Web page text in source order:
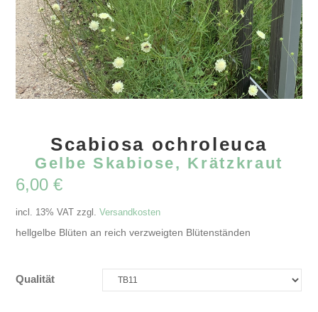
Scabiosa ochroleuca
Gelbe Skabiose, Krätzkraut
6,00€
incl. 13% VAT zzgl.Versandkosten
hellgelbe Blüten an reich verzweigten Blütenständen
Qualität